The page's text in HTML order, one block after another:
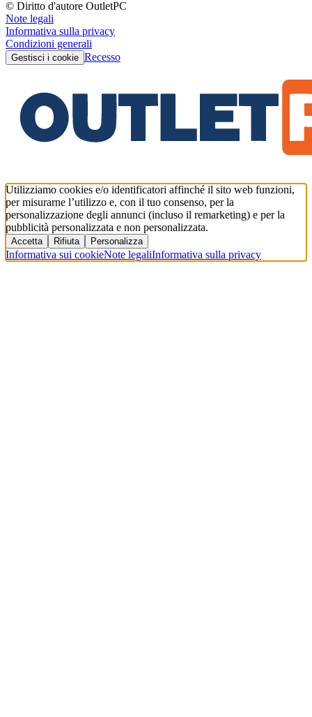
© Diritto d'autore OutletPC
Note legali
Informativa sulla privacy
Condizioni generali
Gestisci i cookie Recesso
Utilizziamo cookies e/o identificatori affinché il sito web funzioni,
per misurarne l’utilizzo e, con il tuo consenso, per la
personalizzazione degli annunci (incluso il remarketing) e per la
pubblicità personalizzata e non personalizzata.
Accetta Rifiuta Personalizza
Informativa sui cookieNote legaliInformativa sulla privacy